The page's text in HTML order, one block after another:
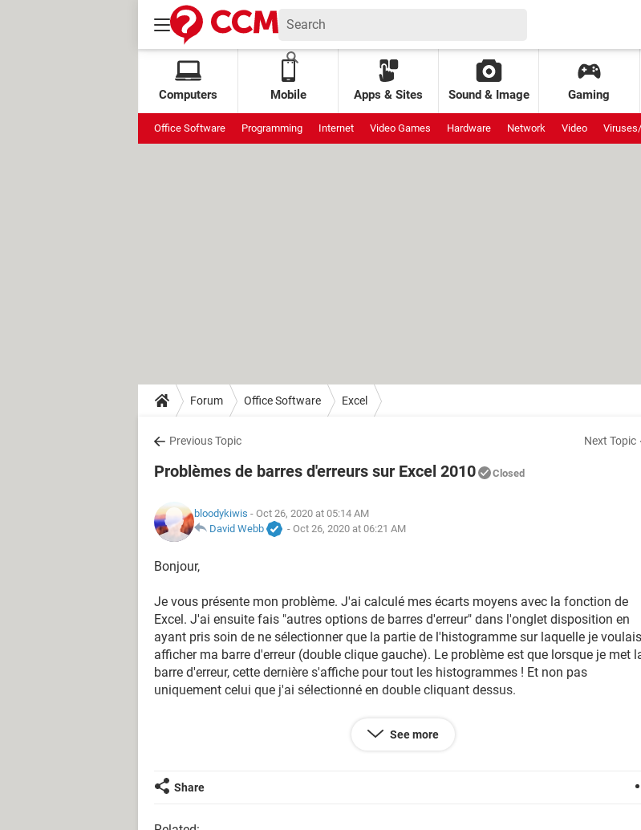
Computers Mobile Apps & Sites Sound & Image Gaming
Office Software Programming Internet Video Games Hardware Network Video
Forum Office Software Excel
Previous Topic Next Topic
Problèmes de barres d'erreurs sur Excel 2010 Closed
bloodykiwis - Oct 26, 2020 at 05:14 AM
David Webb
- Oct 26, 2020 at 06:21 AM
Bonjour,
Je vous présente mon problème. J'ai calculé mes écarts moyens avec la fonction de
Excel. J'ai ensuite fais "autres options de barres d'erreur" dans l'onglet disposition en
ayant pris soin de ne sélectionner que la partie de l'histogramme sur laquelle je voulais
afficher ma barre d'erreur (double clique gauche). Le problème est que lorsque je met
barre d'erreur, cette dernière s'affiche pour tout les histogrammes ! Et non pas
uniquement celui que j'ai sélectionné en double cliquant dessus.
tout les forums possibles et je ne trouve vraiment pas, je suis désespéré...
En vous remerciant à l'avance pour l'éventuel aide que vous pourrez m'apporter.
See more
Share